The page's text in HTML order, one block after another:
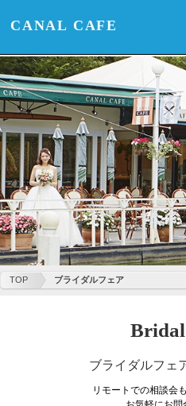
CANAL CAFE
TOP ブライダルフェア
ブライダルフェ
リモートでの相談会